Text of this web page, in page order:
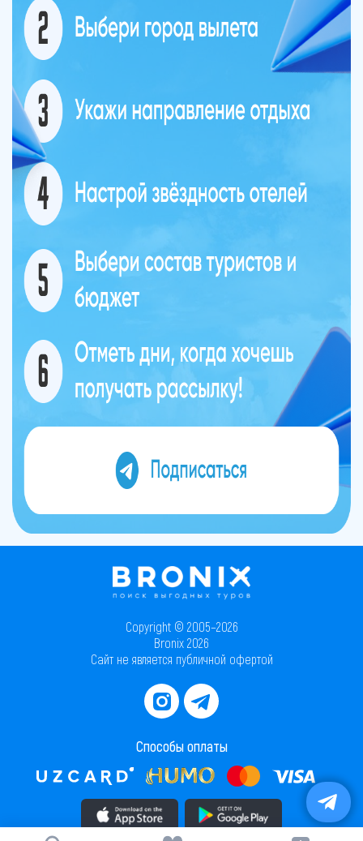
Copyright © 2005–2026
Bronix 2026
Сайт не является публичной офертой
Способы оплаты
Скачать приложение в AppStore Скачать приложение в PlayMarket